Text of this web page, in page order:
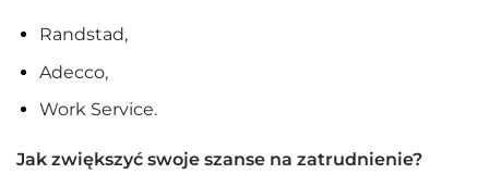
Randstad,
Adecco,
Work Service.
Jak zwiększyć swoje szanse na zatrudnienie?